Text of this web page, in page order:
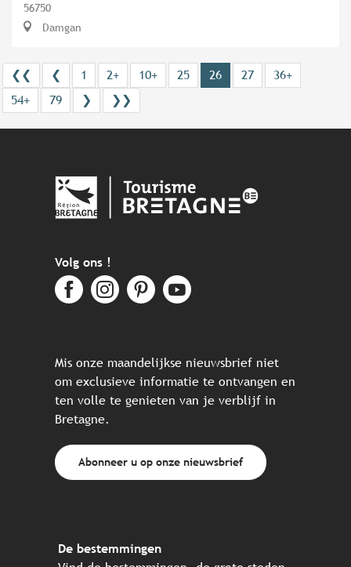
56750
Damgan
❮❮ ❮ 1 2+ 10+ 25 26 27
36+
54+
79 ❯ ❯❯
Volg ons !
Mis onze maandelijkse nieuwsbrief niet
om exclusieve informatie te ontvangen en
ten volle te genieten van je verblijf in
Bretagne.
Abonneer u op onze nieuwsbrief
De bestemmingen